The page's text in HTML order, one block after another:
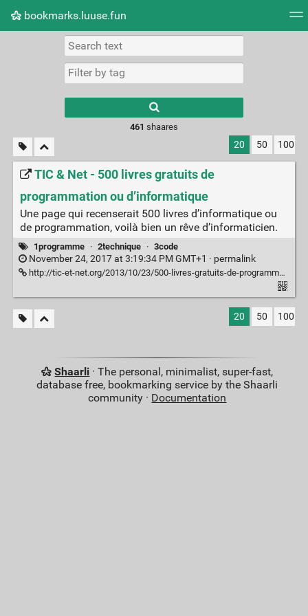
bookmarks.luuse.fun
Picture wall
results.
461 shaares
20 50 100
TIC & Net - 500 livres gratuits de
programmation ou d’informatique
Une page qui recenserait 500 livres d’informatique ou
de programmation, voilà bien un rêve d’informaticien.
1programme · 2technique · 3code
November 24, 2017 at 3:19:34 PM GMT+1 · permalink
http://tic-et-net.org/2013/10/23/500-livres-gratuits-de-programmation-ou-dinformatique/
20 50 100
Shaarli · The personal, minimalist, super-fast,
database free, bookmarking service by the Shaarli
community · Documentation